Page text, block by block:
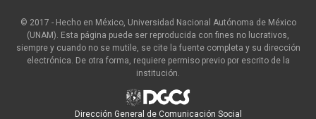
© 2017 - Hecho en México, Universidad Nacional Autónoma de México
(UNAM). Esta página puede ser reproducida con fines no lucrativos,
siempre y cuando no se mutile, se cite la fuente completa y su dirección
electrónica. De otra forma, requiere permiso previo por escrito de la
institución.
Dirección General de Comunicación Social